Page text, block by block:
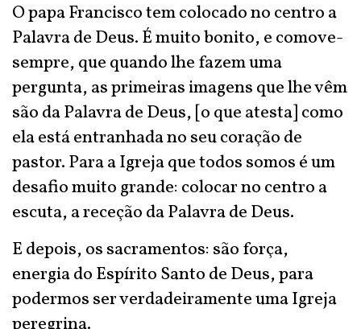
O papa Francisco tem colocado no centro a
Palavra de Deus. É muito bonito, e comove-
sempre, que quando lhe fazem uma
pergunta, as primeiras imagens que lhe vêm
são da Palavra de Deus, [o que atesta] como
ela está entranhada no seu coração de
pastor. Para a Igreja que todos somos é um
desafio muito grande: colocar no centro a
escuta, a receção da Palavra de Deus.
E depois, os sacramentos: são força,
energia do Espírito Santo de Deus, para
podermos ser verdadeiramente uma Igreja